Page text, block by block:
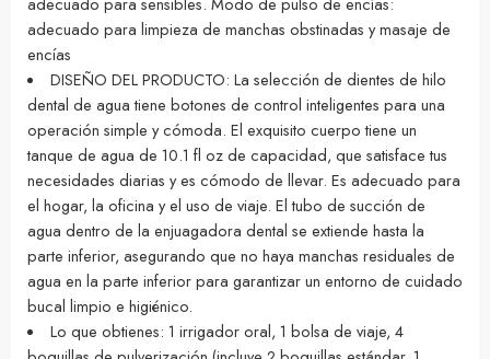
adecuado para limpieza de manchas obstinadas y masaje de
encías
DISEÑO DEL PRODUCTO: La selección de dientes de hilo
dental de agua tiene botones de control inteligentes para una
operación simple y cómoda. El exquisito cuerpo tiene un
tanque de agua de 10.1 fl oz de capacidad, que satisface tus
necesidades diarias y es cómodo de llevar. Es adecuado para
el hogar, la oficina y el uso de viaje. El tubo de succión de
agua dentro de la enjuagadora dental se extiende hasta la
parte inferior, asegurando que no haya manchas residuales de
agua en la parte inferior para garantizar un entorno de cuidado
bucal limpio e higiénico.
Lo que obtienes: 1 irrigador oral, 1 bolsa de viaje, 4